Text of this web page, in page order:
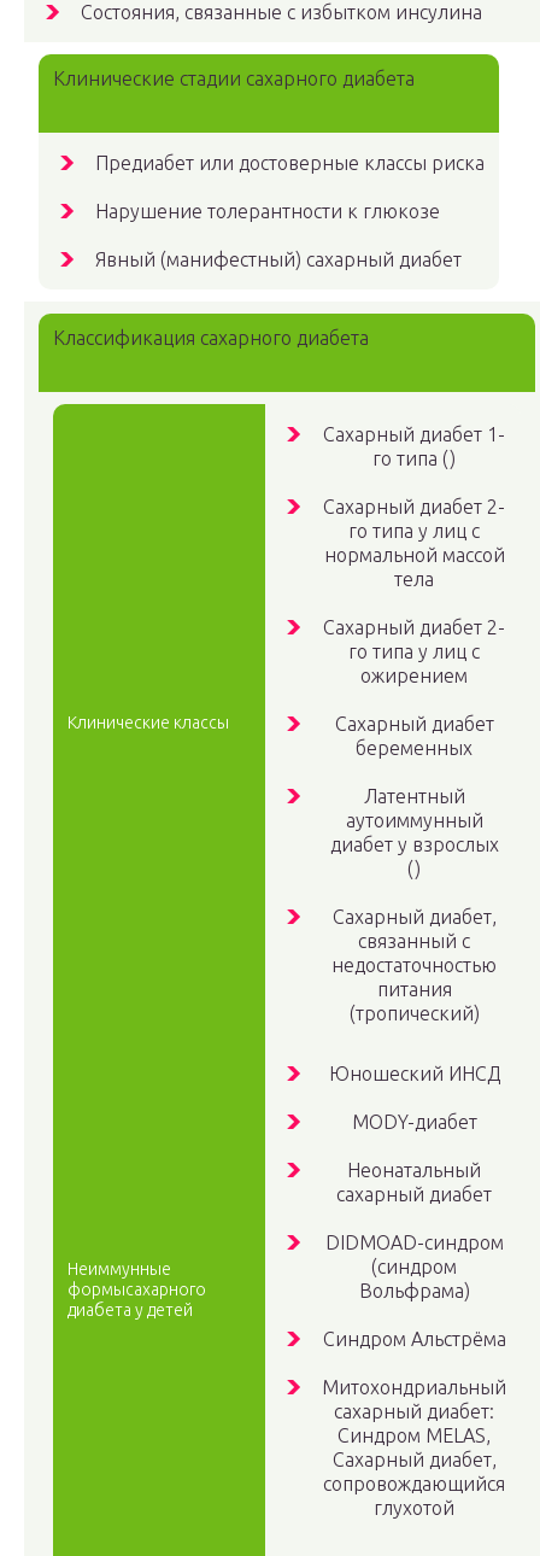
Состояния, связанные с избытком инсулина
Клинические стадии сахарного диабета
Предиабет или достоверные классы риска
Нарушение толерантности к глюкозе
Явный (манифестный) сахарный диабет
Классификация сахарного диабета
Клинические классы
Сахарный диабет 1-
го типа ()
Сахарный диабет 2-
го типа у лиц с
нормальной массой
тела
Сахарный диабет 2-
го типа у лиц с
ожирением
Сахарный диабет
беременных
Латентный
аутоиммунный
диабет у взрослых
()
Сахарный диабет,
связанный с
недостаточностью
питания
(тропический)
Неиммунные
формысахарного
диабета у детей
Юношеский ИНСД
MODY-диабет
Неонатальный
сахарный диабет
DIDMOAD-синдром
(синдром
Вольфрама)
Синдром Альстрёма
Митохондриальный
сахарный диабет:
Синдром MELAS,
Сахарный диабет,
сопровождающийся
глухотой